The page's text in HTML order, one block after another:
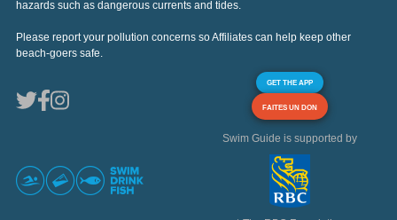
hazards such as dangerous currents and tides.
Please report your pollution concerns so Affiliates can help keep other
beach-goers safe.
GET THE APP
FAITES UN DON
Swim Guide is supported by